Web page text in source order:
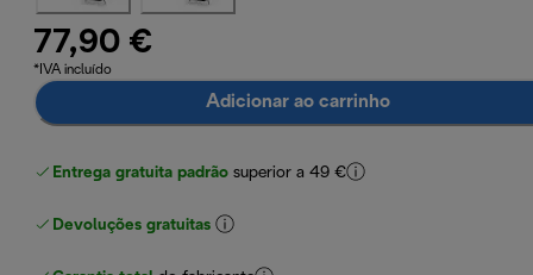
77,90 €
*IVA incluído
Adicionar ao carrinho
Entrega gratuita padrão superior a 49 €
Devoluções gratuitas